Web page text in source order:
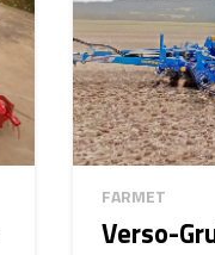
FARMET
Verso-